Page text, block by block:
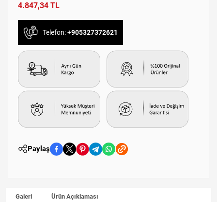
4.847,34 TL
Telefon:+905327372621
Paylaş
Galeri Ürün Açıklaması